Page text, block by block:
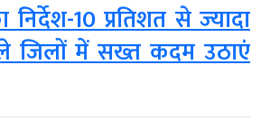
10 प्रतिशत से ज्‍यादा
जिलों में सख्त कदम उठाएं